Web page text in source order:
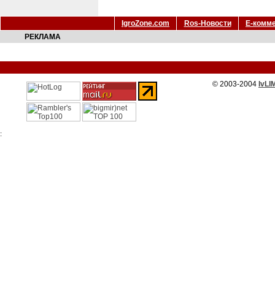
IgroZone.com Ros-Новости
Е-
РЕКЛАМА
© 2003-2004
: